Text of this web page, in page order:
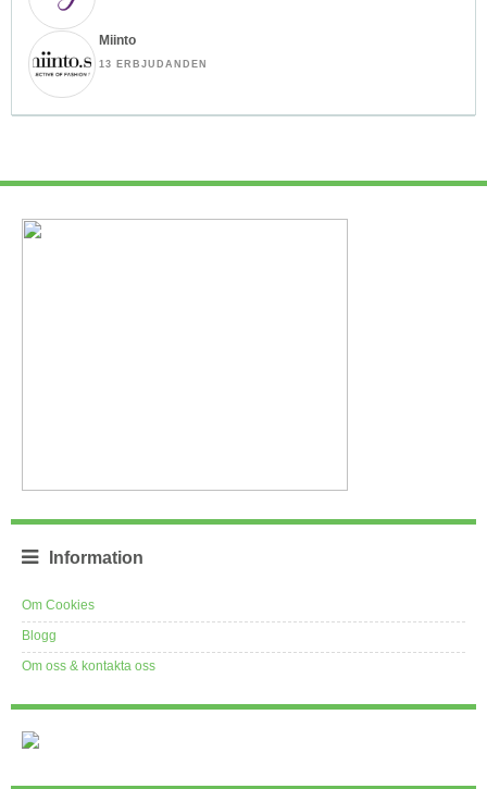
Miinto
13 ERBJUDANDEN
Information
Om Cookies
Blogg
Om oss & kontakta oss